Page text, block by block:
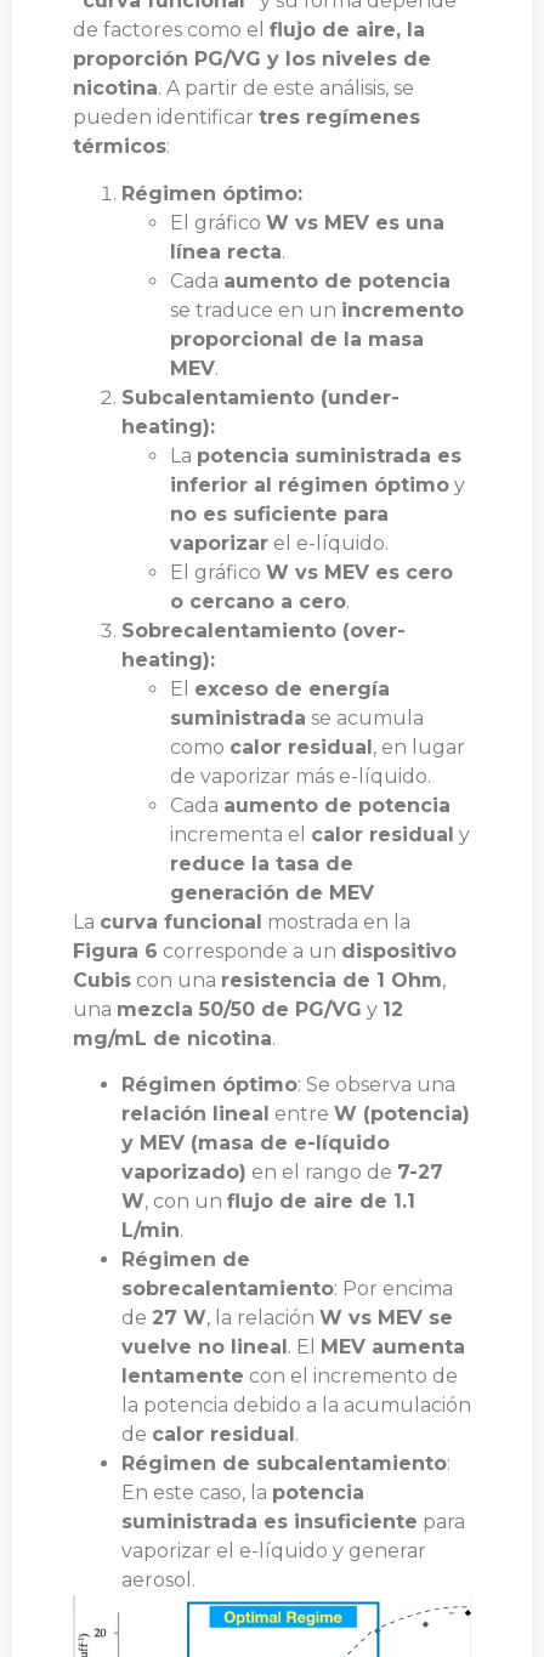
de factores como el flujo de aire, la
proporción PG/VG y los niveles de
nicotina. A partir de este análisis, se
pueden identificar tres regímenes
térmicos:
Régimen óptimo:
El gráfico W vs MEV es una
línea recta.
Cada aumento de potencia
se traduce en un incremento
proporcional de la masa
MEV.
Subcalentamiento (under-
heating):
La potencia suministrada es
inferior al régimen óptimo y
no es suficiente para
vaporizar el e-líquido.
El gráfico W vs MEV es cero
o cercano a cero.
Sobrecalentamiento (over-
heating):
El exceso de energía
suministrada se acumula
como calor residual, en lugar
de vaporizar más e-líquido.
Cada aumento de potencia
incrementa el calor residual y
reduce la tasa de
generación de MEV
La curva funcional mostrada en la
Figura 6 corresponde a un dispositivo
Cubis con una resistencia de 1 Ohm,
una mezcla 50/50 de PG/VG y 12
mg/mL de nicotina.
Régimen óptimo: Se observa una
relación lineal entre W (potencia)
y MEV (masa de e-líquido
vaporizado) en el rango de 7-27
W, con un flujo de aire de 1.1
L/min.
Régimen de
sobrecalentamiento: Por encima
de 27 W, la relación W vs MEV se
vuelve no lineal. El MEV aumenta
lentamente con el incremento de
la potencia debido a la acumulación
de calor residual.
Régimen de subcalentamiento:
En este caso, la potencia
suministrada es insuficiente para
vaporizar el e-líquido y generar
aerosol.